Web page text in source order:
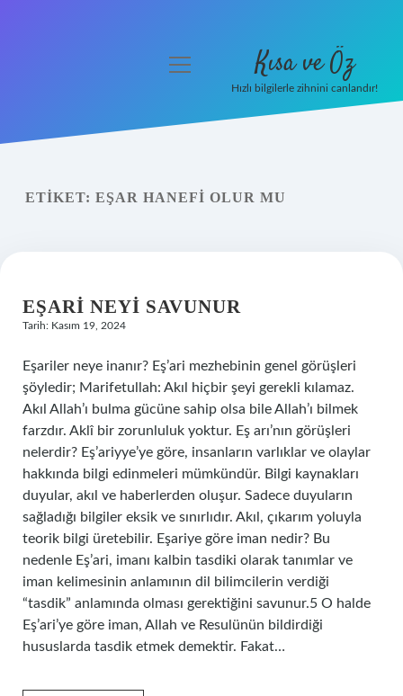
Yasal Uyarı
menüyü
Kısa ve Öz
Hızlı bilgilerle zihnini canlandır!
ETIKET: EŞAR HANEFI OLUR MU
EŞARI NEYI SAVUNUR
Tarih: Kasım 19, 2024
Eşariler neye inanır? Eş’ari mezhebinin genel görüşleri
şöyledir; Marifetullah: Akıl hiçbir şeyi gerekli kılamaz.
Akıl Allah’ı bulma gücüne sahip olsa bile Allah’ı bilmek
farzdır. Aklî bir zorunluluk yoktur. Eş arı’nın görüşleri
nelerdir? Eş’ariyye’ye göre, insanların varlıklar ve olaylar
hakkında bilgi edinmeleri mümkündür. Bilgi kaynakları
duyular, akıl ve haberlerden oluşur. Sadece duyuların
sağladığı bilgiler eksik ve sınırlıdır. Akıl, çıkarım yoluyla
teorik bilgi üretebilir. Eşariye göre iman nedir? Bu
nedenle Eş’ari, imanı kalbin tasdiki olarak tanımlar ve
iman kelimesinin anlamının dil bilimcilerin verdiği
“tasdik” anlamında olması gerektiğini savunur.5 O halde
Eş’ari’ye göre iman, Allah ve Resulünün bildirdiği
hususlarda tasdik etmek demektir. Fakat…